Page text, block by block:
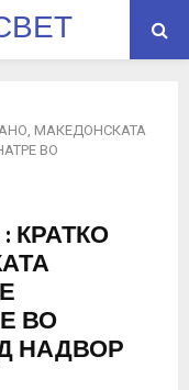
МАКЕДОНСКАТА
ВО
КРАТКО
ВО
НАДВОР